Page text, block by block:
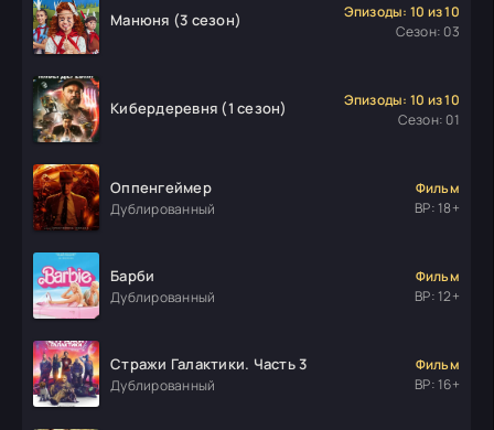
Манюня (3 сезон)
Эпизоды: 10 из 10
Сезон: 03
Кибердеревня (1 сезон)
Эпизоды: 10 из 10
Сезон: 01
Оппенгеймер
Дублированный
Фильм
ВР: 18+
Барби
Дублированный
Фильм
ВР: 12+
Стражи Галактики. Часть 3
Дублированный
Фильм
ВР: 16+